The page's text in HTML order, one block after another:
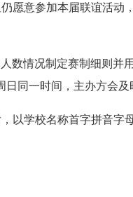
愿意参加本届联谊活动
数情况制定赛制细则并
同一时间，主办方会及
以学校名称首字拼音字